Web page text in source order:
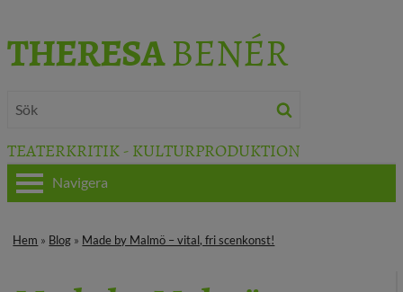
THERESABENÉR
TEATERKRITIK - KULTURPRODUKTION
Navigera
Hem » Blog » Made by Malmö – vital, fri scenkonst!